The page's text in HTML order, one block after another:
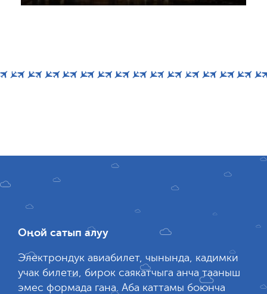
Оңой сатып алуу
Электрондук авиабилет, чынында, кадимки
учак билети, бирок саякатчыга анча тааныш
эмес формада гана. Аба каттамы боюнча